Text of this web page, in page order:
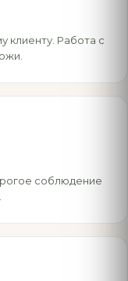
клиенту. Работа с
соблюдение